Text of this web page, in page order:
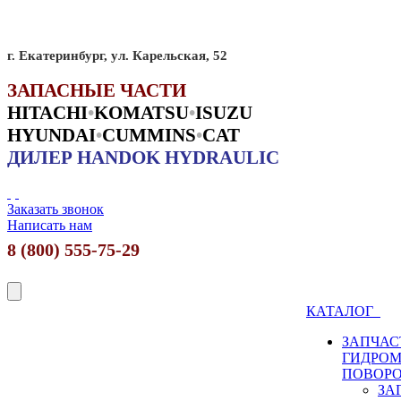
г. Екатеринбург, ул. Карельская, 52
ЗАПАСНЫЕ ЧАСТИ
HITACHI•KOMATSU•ISUZU
HYUNDAI•CUMMINS•CAT
ДИЛЕР HANDOK HYDRAULIC
Заказать звонок
Написать нам
8 (800) 555-75-29
КАТАЛОГ